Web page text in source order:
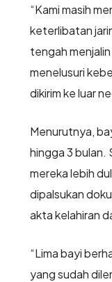
“Kami masih
keterlibatan
tengah
menelusuri
dikirim ke luar
Menurutnya,
hingga 3 bulan.
mereka lebih
dipalsukan
akta kelahiran
“Lima bayi
yang sudah